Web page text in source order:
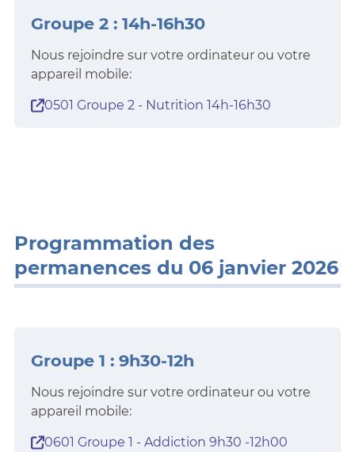
Groupe 2 : 14h-16h30
Nous rejoindre sur votre ordinateur ou votre
appareil mobile:
0501 Groupe 2 - Nutrition 14h-16h30
Programmation des
permanences du 06 janvier 2026
Groupe 1 : 9h30-12h
Nous rejoindre sur votre ordinateur ou votre
appareil mobile:
0601 Groupe 1 - Addiction 9h30 -12h00